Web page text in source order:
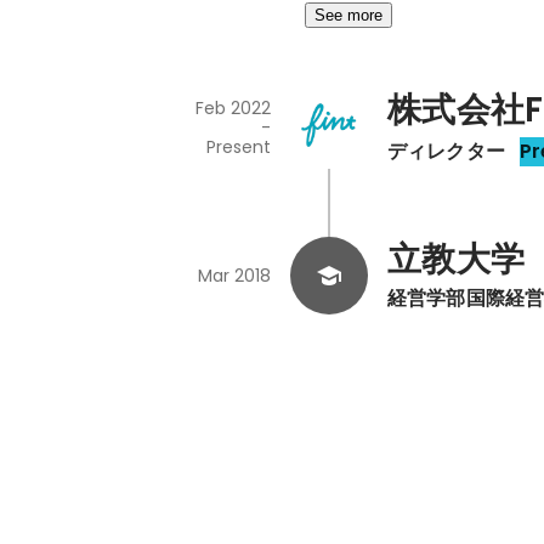
See more
株式会社
ディレクター
Feb 2022
-
Present
立教大学
経営学部国際経
Mar 2018